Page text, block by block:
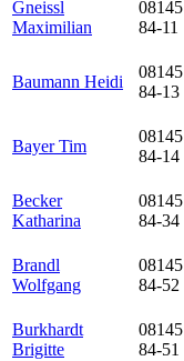
Gneissl
Maximilian
08145
84-11
Baumann Heidi
08145
84-13
Bayer Tim
08145
84-14
Becker
Katharina
08145
84-34
Brandl
Wolfgang
08145
84-52
Burkhardt
Brigitte
08145
84-51